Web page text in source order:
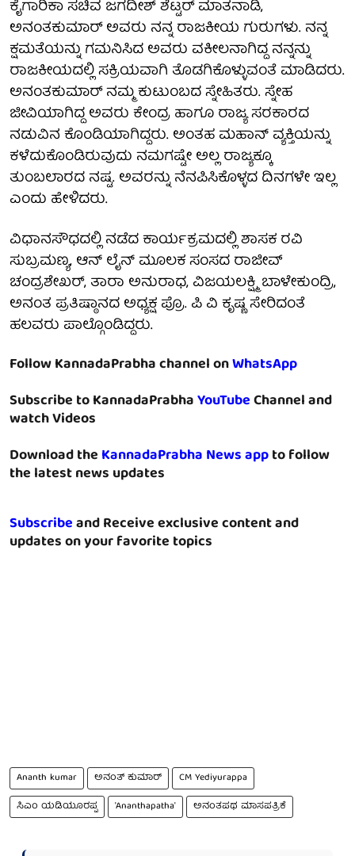
ಕೈಗಾರಿಕಾ ಸಚಿವ ಜಗದೀಶ್ ಶೆಟ್ಟರ್ ಮಾತನಾಡಿ,
ಅನಂತಕುಮಾರ್ ಅವರು ನನ್ನ ರಾಜಕೀಯ ಗುರುಗಳು. ನನ್ನ
ಕ್ಷಮತೆಯನ್ನು ಗಮನಿಸಿದ ಅವರು ವಕೀಲನಾಗಿದ್ದ ನನ್ನನ್ನು
ರಾಜಕೀಯದಲ್ಲಿ ಸಕ್ರಿಯವಾಗಿ ತೊಡಗಿಕೊಳ್ಳುವಂತೆ ಮಾಡಿದರು.
ಅನಂತಕುಮಾರ್ ನಮ್ಮ ಕುಟುಂಬದ ಸ್ನೇಹಿತರು. ಸ್ನೇಹ
ಜೀವಿಯಾಗಿದ್ದ ಅವರು ಕೇಂದ್ರ ಹಾಗೂ ರಾಜ್ಯ ಸರಕಾರದ
ನಡುವಿನ ಕೊಂಡಿಯಾಗಿದ್ದರು. ಅಂತಹ ಮಹಾನ್ ವ್ಯಕ್ತಿಯನ್ನು
ಕಳೆದುಕೊಂಡಿರುವುದು ನಮಗಷ್ಟೇ ಅಲ್ಲ ರಾಜ್ಯಕ್ಕೂ
ತುಂಬಲಾರದ ನಷ್ಟ. ಅವರನ್ನು ನೆನಪಿಸಿಕೊಳ್ಳದ ದಿನಗಳೇ ಇಲ್ಲ
ಎಂದು ಹೇಳಿದರು.
ವಿಧಾನಸೌಧದಲ್ಲಿ ನಡೆದ ಕಾರ್ಯಕ್ರಮದಲ್ಲಿ ಶಾಸಕ ರವಿ
ಸುಬ್ರಮಣ್ಯ, ಆನ್ ಲೈನ್ ಮೂಲಕ ಸಂಸದ ರಾಜೀವ್
ಚಂದ್ರಶೇಖರ್, ತಾರಾ ಅನುರಾಧ, ವಿಜಯಲಕ್ಷ್ಮಿ ಬಾಳೇಕುಂದ್ರಿ,
ಅನಂತ ಪ್ರತಿಷ್ಠಾನದ ಅಧ್ಯಕ್ಷ ಪ್ರೊ. ಪಿ ವಿ ಕೃಷ್ಣ ಸೇರಿದಂತೆ
ಹಲವರು ಪಾಲ್ಗೊಂಡಿದ್ದರು.
Follow KannadaPrabha channel onWhatsApp
Subscribe to KannadaPrabhaYouTubeChannel and
watch Videos
Download theKannadaPrabha News appto follow
the latest news updates
Subscribeand Receive exclusive content and
updates on your favorite topics
Ananth kumar ಅನಂತ್ ಕುಮಾರ್
CM Yediyurappa
ಸಿಎಂ ಯಡಿಯೂರಪ್ಪ
'Ananthapatha' ಅನಂತಪಥ ಮಾಸಪತ್ರಿಕೆ